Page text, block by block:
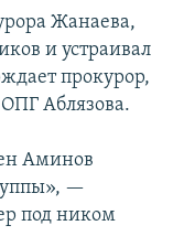
Жанаева,
и устраивал
прокурор,
Аблязова.
Аминов
—
под ником